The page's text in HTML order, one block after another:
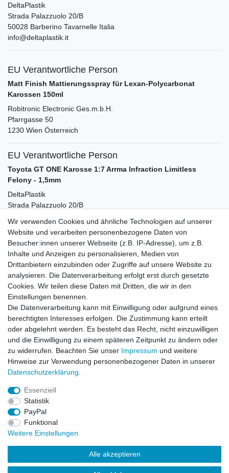
DeltaPlastik
Strada Palazzuolo 20/B
50028 Barberino Tavarnelle Italia
info@deltaplastik.it
EU Verantwortliche Person
Matt Finish Mattierungsspray für Lexan-Polycarbonat
Karossen 150ml
Robitronic Electronic Ges.m.b.H.
Pfarrgasse 50
1230 Wien Österreich
EU Verantwortliche Person
Toyota GT ONE Karosse 1:7 Arrma Infraction Limitless
Felony - 1,5mm
DeltaPlastik
Strada Palazzuolo 20/B
info@deltaplastik.it
Zubehör
Bittydesign Body Post Marker 4er Set - 8mm -
RC Auto 1:5 - 1:7 - 1:8
21,99 € *
In den Warenkorb
*inkl. ges. MwSt.zzgl.Versandkosten
Impressum
Widerrufs­recht
Wir verwenden Cookies und ähnliche Technologien auf unserer
Website und verarbeiten personenbezogene Daten von
Besucher:innen unserer Webseite (z.B. IP-Adresse), um z.B.
Inhalte und Anzeigen zu personalisieren, Medien von
Drittanbietern einzubinden oder Zugriffe auf unsere Website zu
analysieren. Die Datenverarbeitung erfolgt erst durch gesetzte
Cookies. Wir teilen diese Daten mit Dritten, die wir in den
Einstellungen benennen.
Die Datenverarbeitung kann mit Einwilligung oder aufgrund eines
berechtigten Interesses erfolgen. Die Zustimmung kann erteilt
oder abgelehnt werden. Es besteht das Recht, nicht einzuwilligen
und die Einwilligung zu einem späteren Zeitpunkt zu ändern oder
zu widerrufen. Beachten Sie unser Impressum und weitere
Hinweise zur Verwendung personenbezogener Daten in unserer
Daten­schutz­erklärung
Essenziell
Statistik
PayPal
Funktional
Weitere Einstellungen
Alle akzeptieren